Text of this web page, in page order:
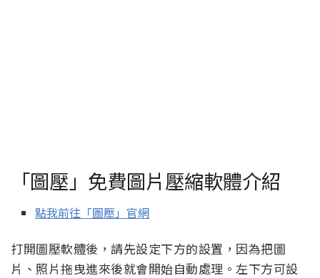
「圖壓」免費圖片壓縮軟體介紹
點我前往「圖壓」官網
打開圖壓軟體後，請先設定下方的設置，因為把圖
片、照片拖曳進來後就會開始自動處理。左下方可設